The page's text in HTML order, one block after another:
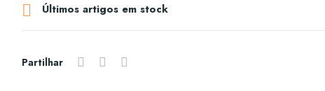
 Últimos artigos em stock
Partilhar